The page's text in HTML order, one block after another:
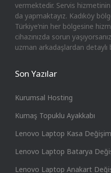
vermektedir. Servis hizmetinin
da yapmaktayız. Kadıköy
Türkiye’nin her bölgesine
cihazınızda sorun
uzman arkadaşlardan detaylı
Son Yazılar
Kurumsal Hosting
Kumaş Topuklu Ayakkabı
Lenovo Laptop Kasa
Lenovo Laptop Batarya
Lenovo Laptop Anakart